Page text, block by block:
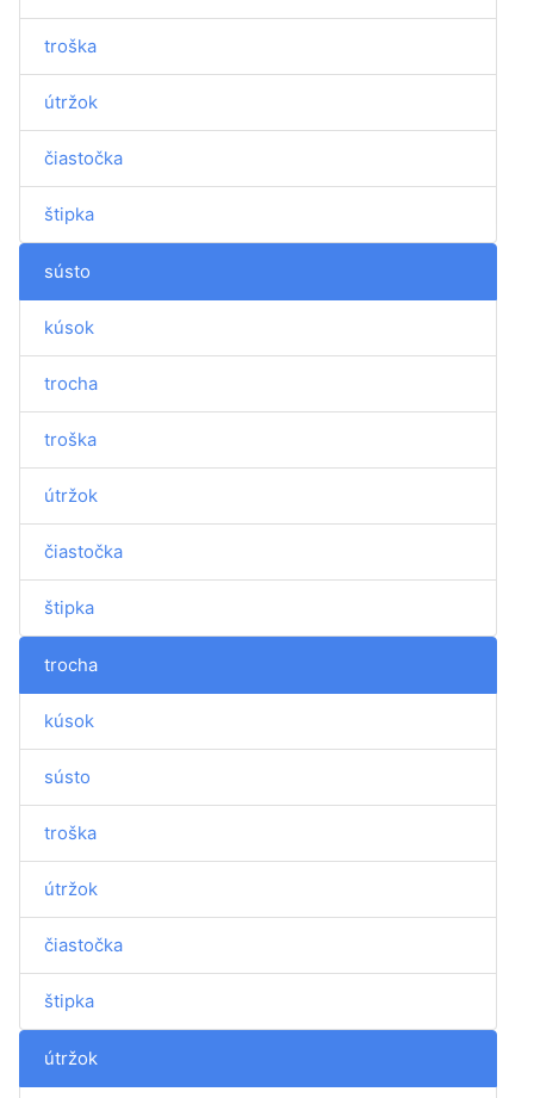
troška
útržok
čiastočka
štipka
sústo
kúsok
trocha
troška
útržok
čiastočka
štipka
trocha
kúsok
sústo
troška
útržok
čiastočka
štipka
útržok